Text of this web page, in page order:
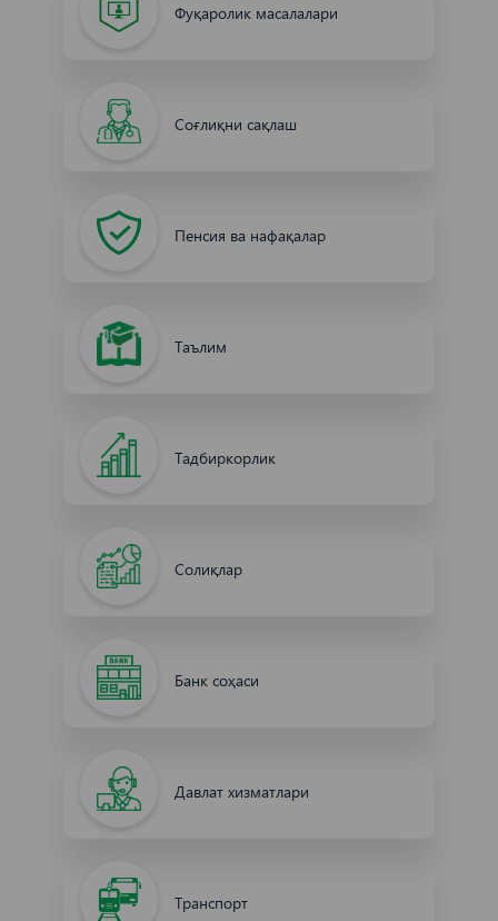
Фуқаролик масалалари
Соғлиқни сақлаш
Пенсия ва нафақалар
Таълим
Тадбиркорлик
Солиқлар
Банк соҳаси
Давлат хизматлари
Транспорт